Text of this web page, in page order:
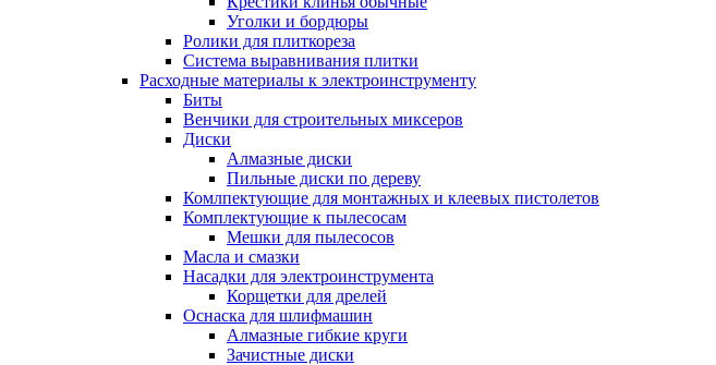
Уголки и бордюры
Ролики для плиткореза
Система выравнивания плитки
Расходные материалы к электроинструменту
Биты
Венчики для строительных миксеров
Диски
Алмазные диски
Пильные диски по дереву
Комлпектующие для монтажных и клеевых пистолетов
Комплектующие к пылесосам
Мешки для пылесосов
Масла и смазки
Насадки для электроинструмента
Корщетки для дрелей
Оснаска для шлифмашин
Алмазные гибкие круги
Зачистные диски